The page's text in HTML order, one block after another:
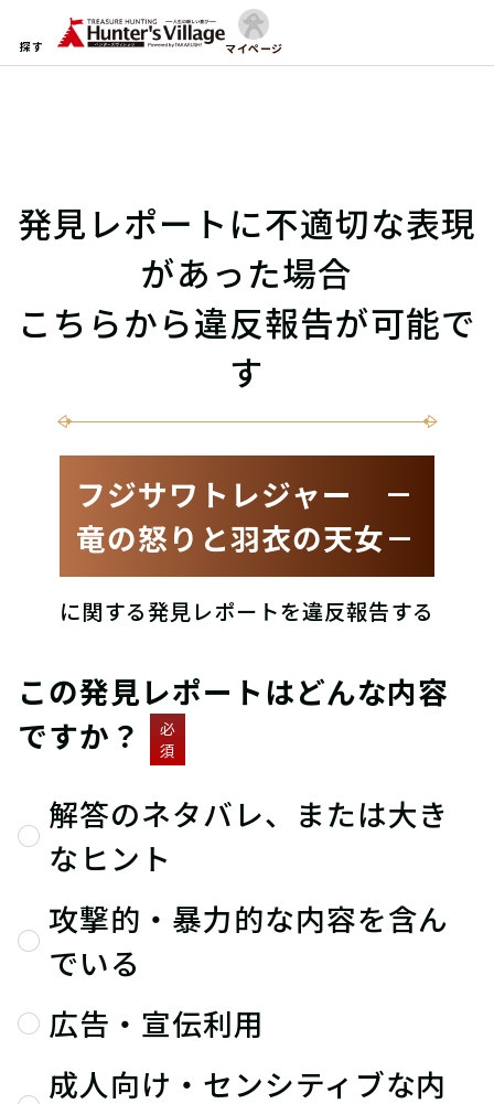
探す マイページ
発見レポートに不適切な表現
があった場合
こちらから違反報告が可能で
す
フジサワトレジャー －
竜の怒りと羽衣の天女－
に関する発見レポートを違反報告する
この発見レポートはどんな内容
ですか？
必
須
解答のネタバレ、または大き
なヒント
攻撃的・暴力的な内容を含ん
でいる
広告・宣伝利用
成人向け・センシティブな内